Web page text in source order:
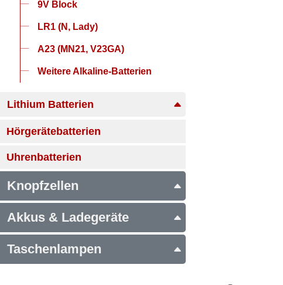
9V Block
LR1 (N, Lady)
A23 (MN21, V23GA)
Weitere Alkaline-Batterien
Lithium Batterien
Hörgerätebatterien
Uhrenbatterien
Knopfzellen
Akkus & Ladegeräte
Taschenlampen